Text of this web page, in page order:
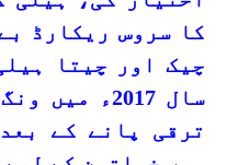
کا سروس ریکارڈ
چیک اور چیتا
سال 2017ء
ترقی پانے کے